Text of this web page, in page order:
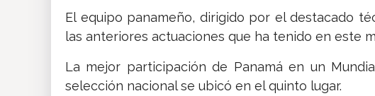
El equipo panameño, dirigido por el destacado
las anteriores actuaciones que ha tenido en este
La mejor participación de Panamá en un
selección nacional se ubicó en el quinto lugar.